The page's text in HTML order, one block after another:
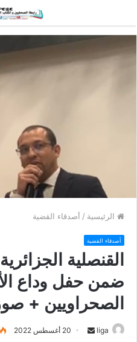
الرئيسية / أصدقاء القضية
أصدقاء القضية
القنصلية
ضمن حفل وداع
الصحراويين +
liga 20 أغسطس 2022